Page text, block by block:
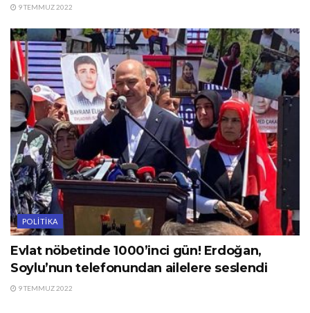
9 TEMMUZ 2022
POLITIKA
Evlat nöbetinde 1000’inci gün! Erdoğan,
Soylu’nun telefonundan ailelere seslendi
9 TEMMUZ 2022